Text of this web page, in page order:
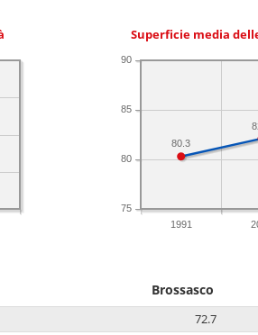
Superficie media
1991
75
80
85
90
80.3
Brossasco
72.7